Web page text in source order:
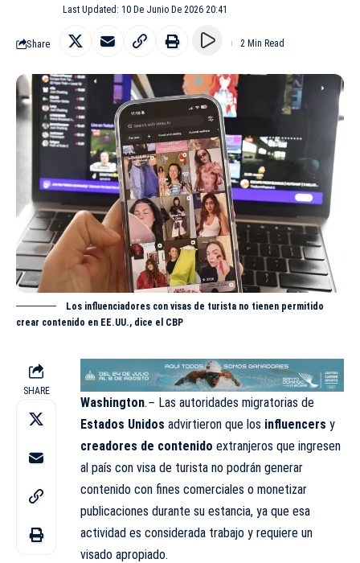
Last Updated: 10 De Junio De 2026 20:41
Share 2 Min Read
Los influenciadores con visas de turista no tienen permitido
crear contenido en EE.UU., dice el CBP
SHARE
Washington.– Las autoridades migratorias de
Estados Unidos advirtieron que los influencers y
creadores de contenido extranjeros que ingresen
al país con visa de turista no podrán generar
contenido con fines comerciales o monetizar
publicaciones durante su estancia, ya que esa
actividad es considerada trabajo y requiere un
visado apropiado.